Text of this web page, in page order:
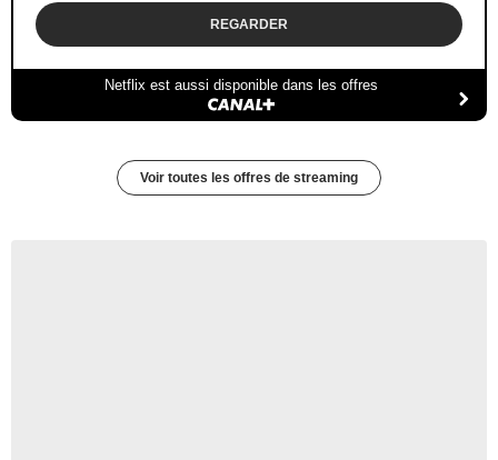
REGARDER
Netflix est aussi disponible dans les offres
Voir toutes les offres de streaming